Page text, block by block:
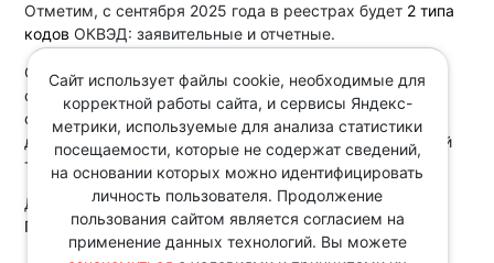
Отметим, с сентября 2025 года в реестрах будет 2 типа
кодов ОКВЭД: заявительные и отчетные.
С помощью заявлений страхователи смогут уточнить
основной код ОКВЭД до того, как в реестр внесут код
отчетного типа. Актуальный код основного вида
деятельности нужен, чтобы СФР установил правильный
тариф взносов.
Документ:
Проект приказа ФНС России
Сайт использует файлы cookie, необходимые для
корректной работы сайта, и сервисы Яндекс-
метрики, используемые для анализа статистики
посещаемости, которые не содержат сведений,
на основании которых можно идентифицировать
личность пользователя. Продолжение
пользования сайтом является согласием на
применение данных технологий. Вы можете